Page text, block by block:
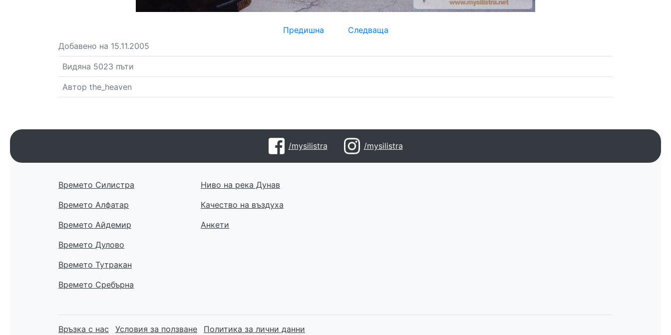
Предишна
Следваща
Добавено на 15.11.2005
Видяна 5023 пъти
Автор the_heaven
/mysilistra /mysilistra
Времето Силистра
Времето Алфатар
Времето Айдемир
Времето Дулово
Времето Тутракан
Времето Сребърна
Ниво на река Дунав
Качество на въздуха
Анкети
Връзка с нас Условия за ползване Политика за лични данни